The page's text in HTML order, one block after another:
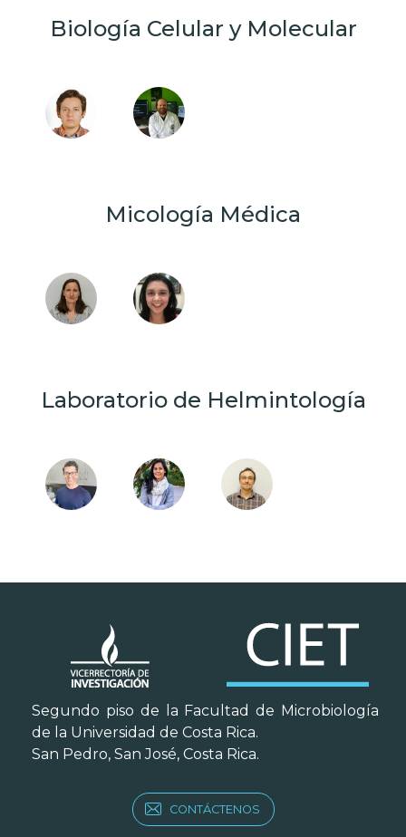
Biología Celular y Molecular
Micología Médica
Laboratorio de Helmintología
Segundo piso de la Facultad de Microbiología
de la Universidad de Costa Rica.
San Pedro, San José, Costa Rica.
CONTÁCTENOS